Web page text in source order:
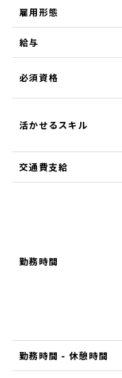
雇用形態
給与
必須資格
活かせるスキル
交通費支給
勤務時間
勤務時間 - 休憩時間